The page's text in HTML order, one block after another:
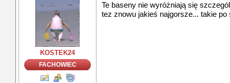
KOSTEK24
FACHOWIEC
Te baseny nie wyróżniają się
tez znowu jakieś najgorsze... takie po